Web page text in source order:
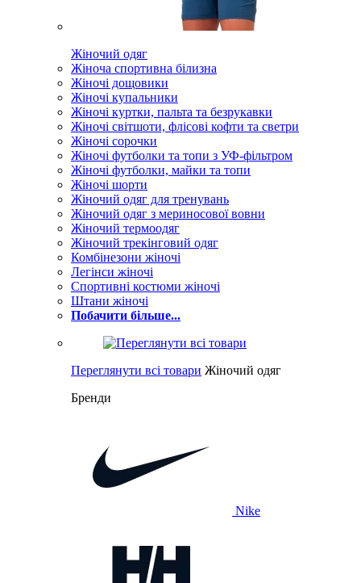
Жіночий одяг
Жіноча спортивна білизна
Жіночі дощовики
Жіночі купальники
Жіночі куртки, пальта та безрукавки
Жіночі світшоти, флісові кофти та светри
Жіночі сорочки
Жіночі футболки та топи з УФ-фільтром
Жіночі футболки, майки та топи
Жіночі шорти
Жіночий одяг для тренувань
Жіночий одяг з мериносової вовни
Жіночий термоодяг
Жіночий трекінговий одяг
Комбінезони жіночі
Легінси жіночі
Спортивні костюми жіночі
Штани жіночі
Побачити більше...
Переглянути всі товари Жіночий одяг
Бренди
Nike